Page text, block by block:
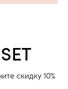
скидку 10%